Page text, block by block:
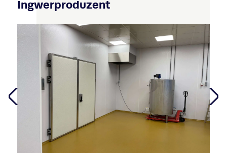
Ingwerproduzent